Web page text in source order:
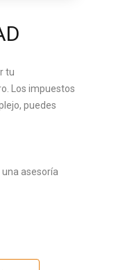
tu
Los impuestos
puedes
asesoría